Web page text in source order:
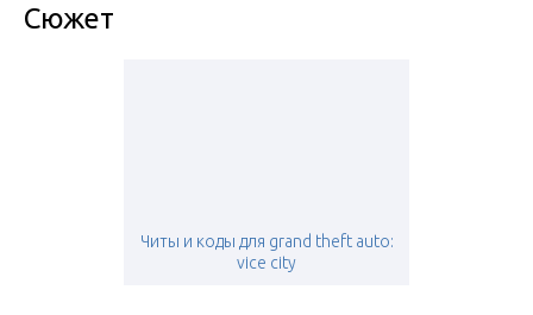
Сюжет
Читы и коды для grand theft auto:
vice city